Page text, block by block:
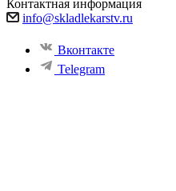
Контактная информация
info@skladlekarstv.ru
Вконтакте
Telegram